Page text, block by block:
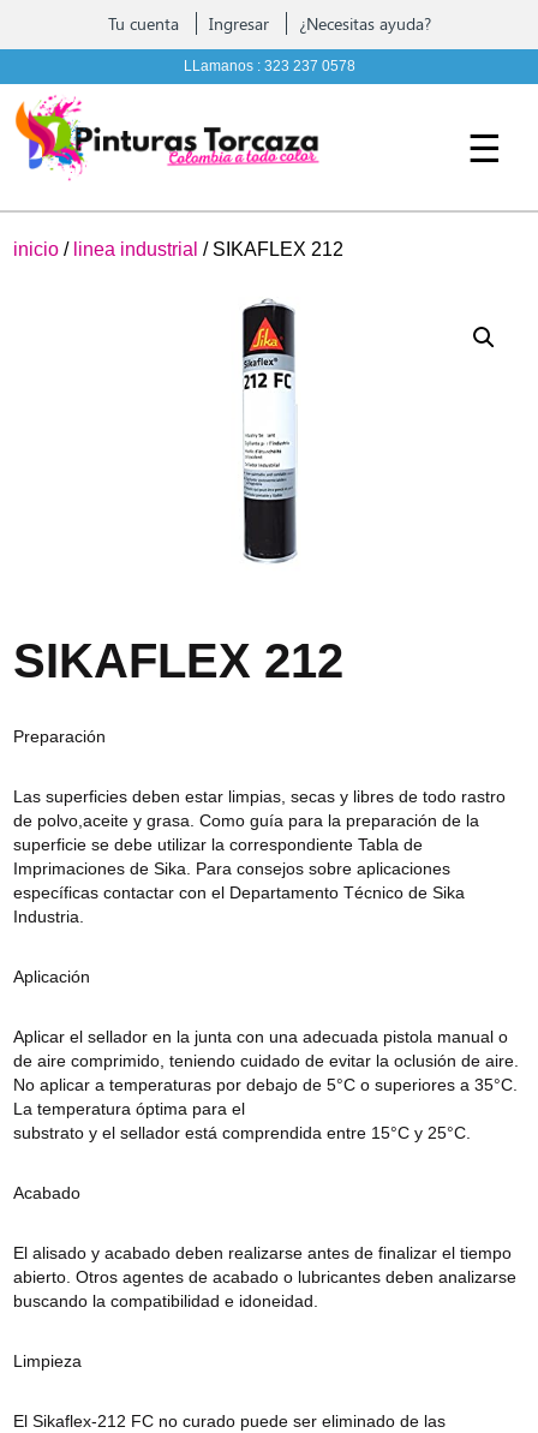
Contáctenos
LLamanos : 323 237 0578
Tu cuenta Ingresar ¿Necesitas ayuda?
☰
inicio / linea industrial / SIKAFLEX 212
SIKAFLEX 212
Preparación
Las superficies deben estar limpias, secas y libres de todo rastro
de polvo,aceite y grasa. Como guía para la preparación de la
superficie se debe utilizar la correspondiente Tabla de
Imprimaciones de Sika. Para consejos sobre aplicaciones
específicas contactar con el Departamento Técnico de Sika
Industria.
Aplicación
Aplicar el sellador en la junta con una adecuada pistola manual o
de aire comprimido, teniendo cuidado de evitar la oclusión de aire.
No aplicar a temperaturas por debajo de 5°C o superiores a 35°C.
La temperatura óptima para el
substrato y el sellador está comprendida entre 15°C y 25°C.
Acabado
El alisado y acabado deben realizarse antes de finalizar el tiempo
abierto. Otros agentes de acabado o lubricantes deben analizarse
buscando la compatibilidad e idoneidad.
Limpieza
El Sikaflex-212 FC no curado puede ser eliminado de las